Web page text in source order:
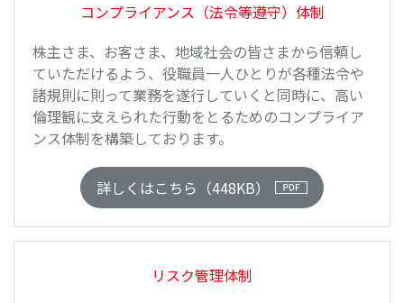
コンプライアンス（法令等遵守） 体制
株主さま、お客さま、地域社会の皆さまから信頼し
ていただけるよう、役職員一人ひとりが各種法令や
諸規則に則って業務を遂行していくと同時に、高い
倫理観に支えられた行動をとるためのコンプライア
ンス体制を構築しております。
詳しくはこちら（448KB）
リスク管理体制